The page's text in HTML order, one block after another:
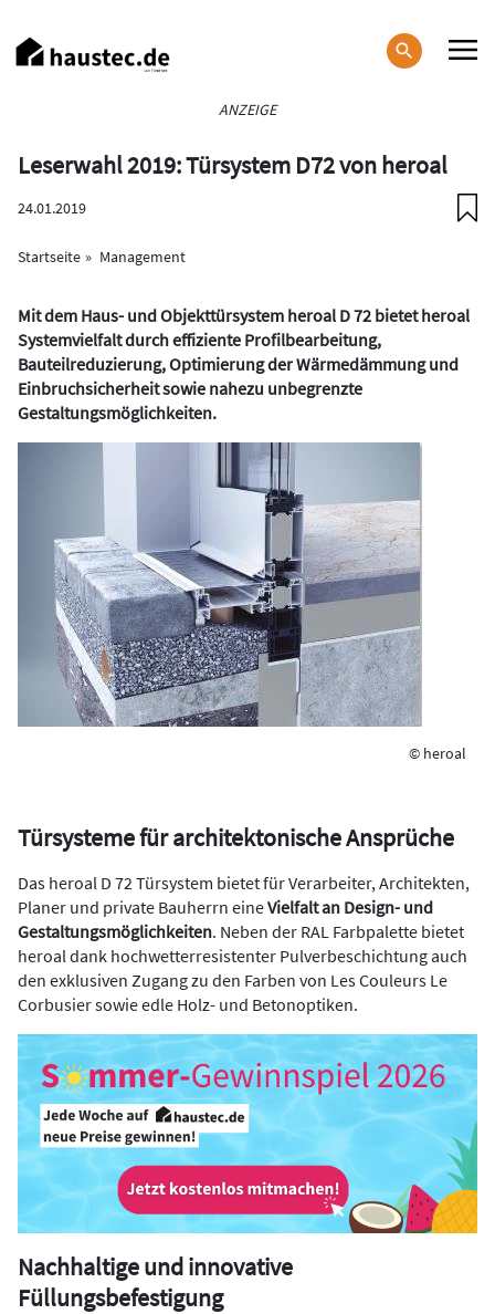
zum
Inhalt
ANZEIGE
Leserwahl 2019: Türsystem D72 von heroal
24.01.2019
Startseite Management
Mit dem Haus- und Objekttürsystem heroal D 72 bietet heroal
Systemvielfalt durch effiziente Profilbearbeitung,
Bauteilreduzierung, Optimierung der Wärmedämmung und
Einbruchsicherheit sowie nahezu unbegrenzte
Gestaltungsmöglichkeiten.
© heroal
Türsysteme für architektonische Ansprüche
Das heroal D 72 Türsystem bietet für Verarbeiter, Architekten,
Planer und private Bauherrn eineVielfalt an Design- und
Gestaltungsmöglichkeiten. Neben der RAL Farbpalette bietet
heroal dank hochwetterresistenter Pulverbeschichtung auch
den exklusiven Zugang zu den Farben von Les Couleurs Le
Corbusier sowie edle Holz- und Betonoptiken.
Nachhaltigeund innovative
Füllungsbefestigung